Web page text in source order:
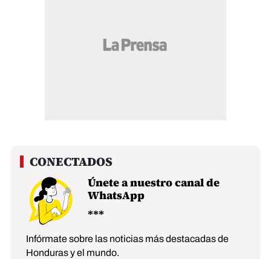
Únete a nuestro canal de
WhatsApp
Infórmate sobre las noticias más destacadas de
Honduras y el mundo.